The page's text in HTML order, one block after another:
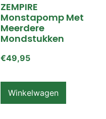
ZEMPIRE
Monstapomp Met
Meerdere
Mondstukken
€49,95
Winkelwagen